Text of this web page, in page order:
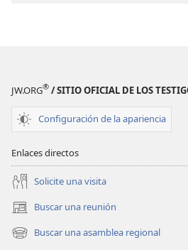
JW.ORG® / SITIO OFICIAL DE LOS
Configuración de la apariencia
Enlaces directos
Solicite una visita
Buscar una reunión
(abre
una
nueva
Buscar una asamblea regional
(abre